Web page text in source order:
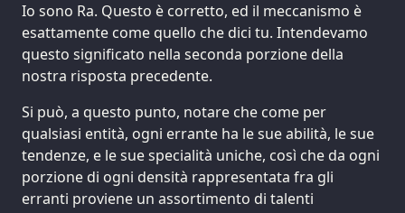
Io sono Ra. Questo è corretto, ed il meccanismo è
esattamente come quello che dici tu. Intendevamo
questo significato nella seconda porzione della
nostra risposta precedente.
Si può, a questo punto, notare che come per
qualsiasi entità, ogni errante ha le sue abilità, le sue
tendenze, e le sue specialità uniche, così che da ogni
porzione di ogni densità rappresentata fra gli
erranti proviene un assortimento di talenti